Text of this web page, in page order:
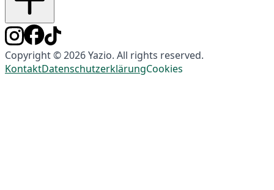
Copyright © 2026 Yazio. All rights reserved.
KontaktDatenschutzerklärungCookies